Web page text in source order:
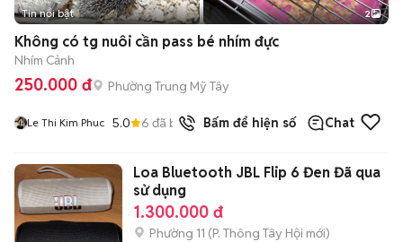
Tin nổi bật 2
Không có tg nuôi cần pass bé nhím đực
Nhím Cảnh
250.000 đ Phường Trung Mỹ Tây
Le Thi Kim Phuc 5.0 6 đã bán Bấm để hiện số Chat
Loa Bluetooth JBL Flip 6 Đen Đã qua
sử dụng
1.300.000 đ
Phường 11 (P. Thông Tây Hội mới)